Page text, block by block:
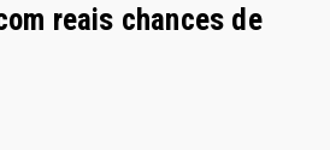
reais chances de